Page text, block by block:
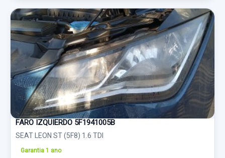
FARO IZQUIERDO 5F1941005B
SEAT LEON ST (5F8) 1.6 TDI
Garantia 1 ano